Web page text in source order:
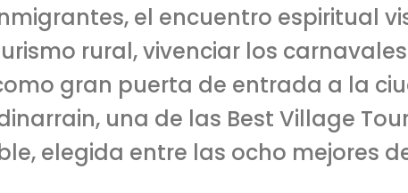
el encuentro espiritual
rural, vivenciar los
gran puerta de entrada a la
una de las Best Village
elegida entre las ocho mejores